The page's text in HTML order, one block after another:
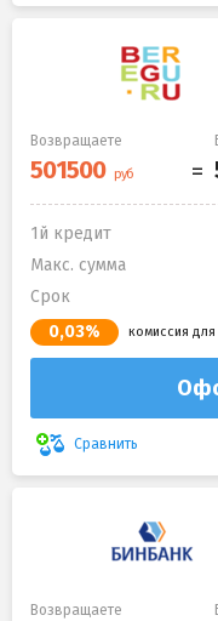
Возвращаете
1й кредит
Макс. сумма
Срок
0,03% комиссия
Сравнить
Возвращаете